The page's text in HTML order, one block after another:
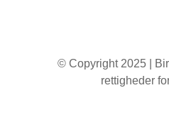
© Copyright 2025 |
rettigheder